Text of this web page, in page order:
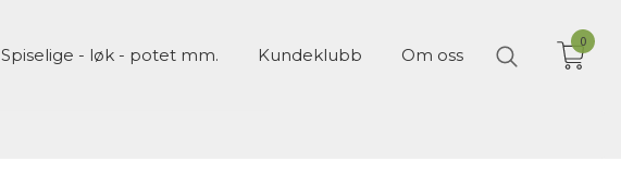
Spiselige - løk - potet mm. Kundeklubb Om oss
0